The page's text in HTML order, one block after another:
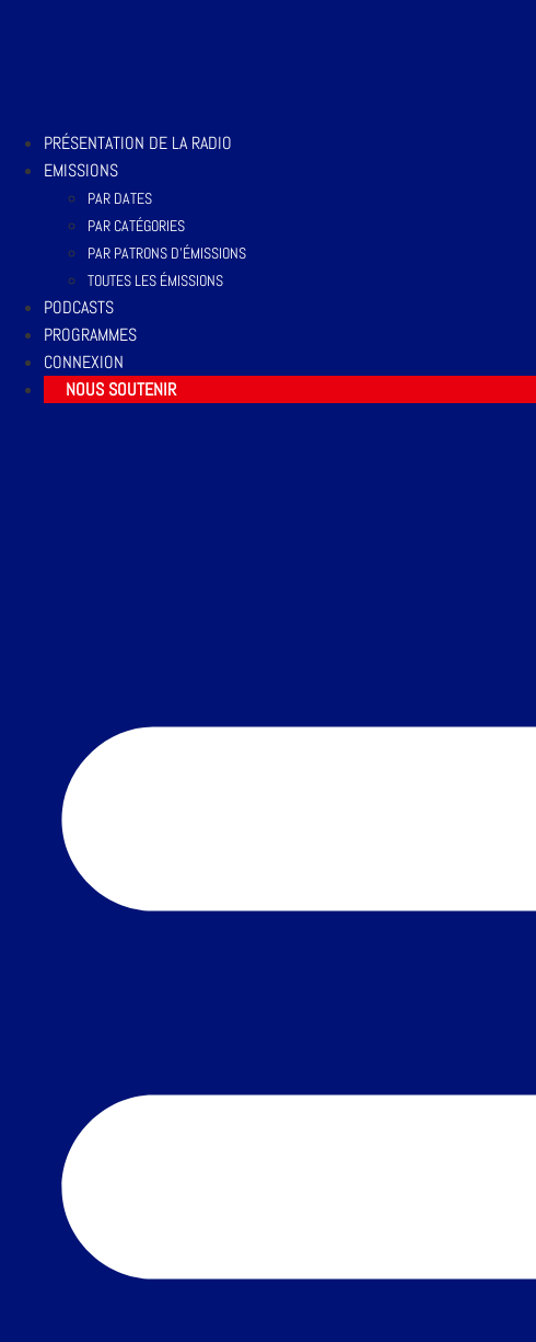
PRÉSENTATION DE LA RADIO
EMISSIONS
PAR DATES
PAR CATÉGORIES
PAR PATRONS D’ÉMISSIONS
TOUTES LES ÉMISSIONS
PODCASTS
PROGRAMMES
CONNEXION
NOUS SOUTENIR